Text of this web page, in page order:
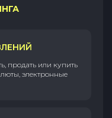
продать или купить
электронные